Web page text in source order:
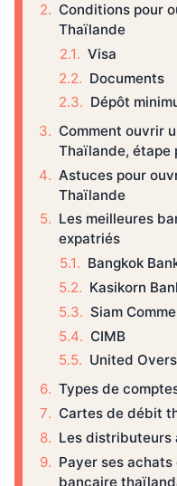
Conditions pour
Thaïlande
Visa
Documents
Dépôt
Comment ouvrir
Thaïlande, étape
Astuces pour
Thaïlande
Les meilleures
expatriés
Bangkok
Kasikorn
Siam
CIMB
United
Types de
Cartes de débit
Les distributeurs
Payer ses
bancaire